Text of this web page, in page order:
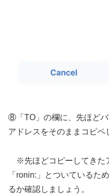
⑧「TO」の欄に、先ほど
アドレスをそのままコピペ
※先ほどコピーしてきた
「ronin:」とついているた
るか確認しましょう。